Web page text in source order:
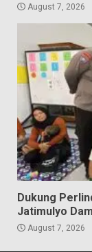
August 7, 2026
Dukung
Jatimulyo
August 7, 2026